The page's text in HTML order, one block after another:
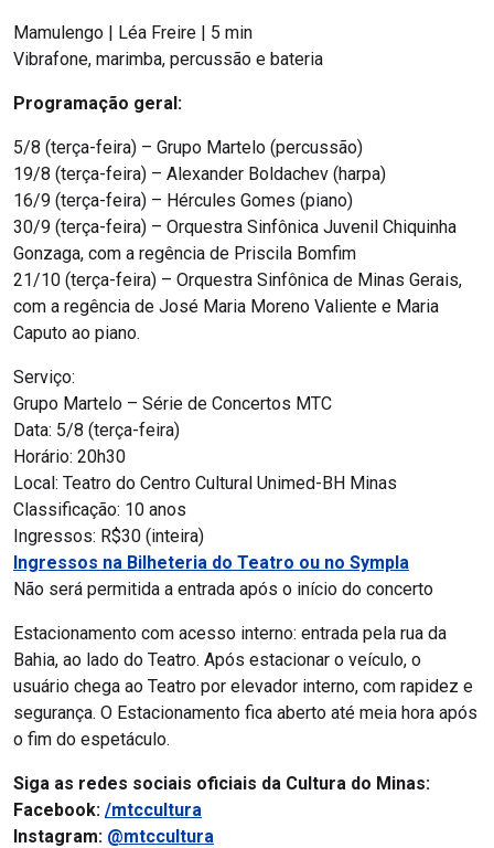
Mamulengo | Léa Freire | 5 min
Vibrafone, marimba, percussão e bateria
Programação geral:
5/8 (terça-feira) – Grupo Martelo (percussão)
19/8 (terça-feira) – Alexander Boldachev (harpa)
16/9 (terça-feira) – Hércules Gomes (piano)
30/9 (terça-feira) – Orquestra Sinfônica Juvenil Chiquinha
Gonzaga, com a regência de Priscila Bomfim
21/10 (terça-feira) – Orquestra Sinfônica de Minas Gerais,
com a regência de José Maria Moreno Valiente e Maria
Caputo ao piano.
Serviço:
Grupo Martelo – Série de Concertos MTC
Data: 5/8 (terça-feira)
Horário: 20h30
Local: Teatro do Centro Cultural Unimed-BH Minas
Classificação: 10 anos
Ingressos: R$30 (inteira)
Ingressos na Bilheteria do Teatro ou no Sympla
Não será permitida a entrada após o início do concerto
Estacionamento com acesso interno: entrada pela rua da
Bahia, ao lado do Teatro. Após estacionar o veículo, o
usuário chega ao Teatro por elevador interno, com rapidez e
segurança. O Estacionamento fica aberto até meia hora após
o fim do espetáculo.
Siga as redes sociais oficiais da Cultura do Minas:
Facebook: /mtccultura
Instagram: @mtccultura